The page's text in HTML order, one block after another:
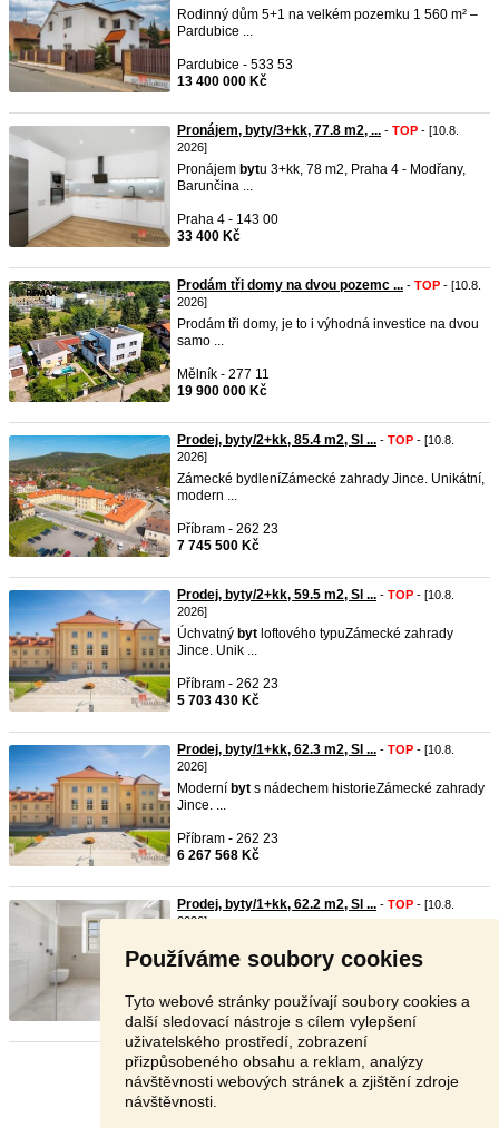
Používáme soubory cookies
Tyto webové stránky používají soubory cookies a
další sledovací nástroje s cílem vylepšení
uživatelského prostředí, zobrazení
přizpůsobeného obsahu a reklam, analýzy
návštěvnosti webových stránek a zjištění zdroje
návštěvnosti.
Rodinný dům 5+1 na velkém pozemku 1 560 m² –
Pardubice ...
Pardubice - 533 53
13 400 000 Kč
Pronájem, byty/3+kk, 77.8 m2, ... - TOP - [10.8.
2026]
Pronájem bytu 3+kk, 78 m2, Praha 4 - Modřany,
Barunčina ...
Praha 4 - 143 00
33 400 Kč
Prodám tři domy na dvou pozemc ... - TOP - [10.8.
2026]
Prodám tři domy, je to i výhodná investice na dvou
samo ...
Mělník - 277 11
19 900 000 Kč
Prodej, byty/2+kk, 85.4 m2, Sl ... - TOP - [10.8.
2026]
Zámecké bydleníZámecké zahrady Jince. Unikátní,
modern ...
Příbram - 262 23
7 745 500 Kč
Prodej, byty/2+kk, 59.5 m2, Sl ... - TOP - [10.8.
2026]
Úchvatný byt loftového typuZámecké zahrady
Jince. Unik ...
Příbram - 262 23
5 703 430 Kč
Prodej, byty/1+kk, 62.3 m2, Sl ... - TOP - [10.8.
2026]
Moderní byt s nádechem historieZámecké zahrady
Jince. ...
Příbram - 262 23
6 267 568 Kč
Prodej, byty/1+kk, 62.2 m2, Sl ... - TOP - [10.8.
2026]
modern ...
Příbram - 262 23
6 974 400 Kč
Stránka: 1 2 3 Další